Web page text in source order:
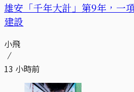
雄安「千年大計」第9年，一
建設
小飛
13 小時前